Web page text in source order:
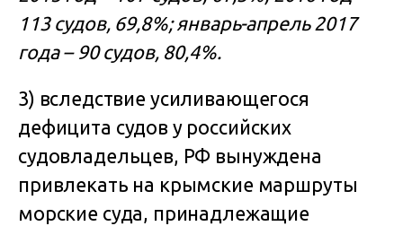
113 судов, 69,8%; январь-апрель 2017
года – 90 судов, 80,4%.
3) вследствие усиливающегося
дефицита судов у российских
судовладельцев, РФ вынуждена
привлекать на крымские маршруты
морские суда, принадлежащие